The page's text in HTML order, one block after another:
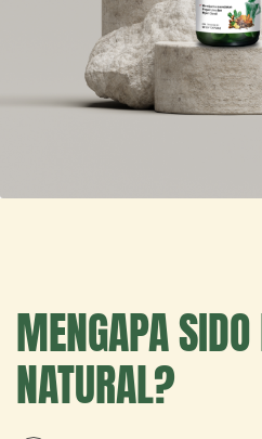
MENGAPA
NATURAL?